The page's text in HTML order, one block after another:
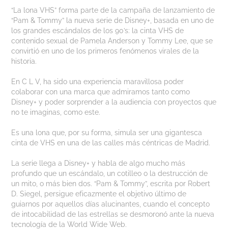
“La lona VHS” forma parte de la campaña de lanzamiento de
“Pam & Tommy” la nueva serie de Disney+, basada en uno de
los grandes escándalos de los 90’s: la cinta VHS de
contenido sexual de Pamela Anderson y Tommy Lee, que se
convirtió en uno de los primeros fenómenos virales de la
historia.
En C L V, ha sido una experiencia maravillosa poder
colaborar con una marca que admiramos tanto como
Disney+ y poder sorprender a la audiencia con proyectos que
no te imaginas, como este.
Es una lona que, por su forma, simula ser una gigantesca
cinta de VHS en una de las calles más céntricas de Madrid.
La serie llega a Disney+ y habla de algo mucho más
profundo que un escándalo, un cotilleo o la destrucción de
un mito, o más bien dos. “Pam & Tommy”, escrita por Robert
D. Siegel, persigue eficazmente el objetivo último de
guiarnos por aquellos días alucinantes, cuando el concepto
de intocabilidad de las estrellas se desmoronó ante la nueva
tecnología de la World Wide Web.